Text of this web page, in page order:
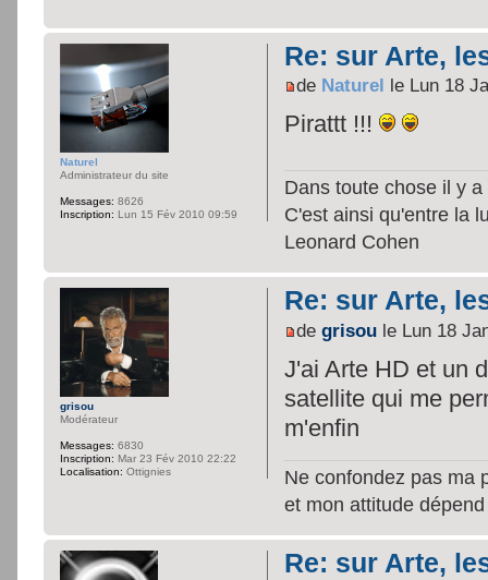
Re: sur Arte,
de Naturel le Lun 18
Pirattt !!!
Dans toute chose il y
C'est ainsi qu'entre la
Leonard Cohen
Naturel
Administrateur du site
Messages: 8626
Inscription: Lun 15 Fév 2010 09:59
Re: sur Arte,
degrisou le Lun 18
J'ai Arte HD et un
satellite qui me
m'enfin
Ne confondez pas ma
et mon attitude
grisou
Modérateur
Messages: 6830
Inscription: Mar 23 Fév 2010 22:22
Localisation: Ottignies
Re: sur Arte,